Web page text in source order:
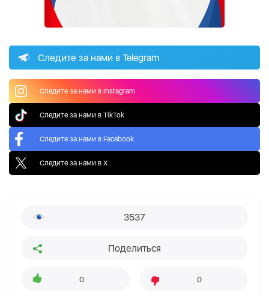
Следите за нами в Telegram
Следите за нами в Instagram
Следите за нами в TikTok
Следите за нами в Facebook
Следите за нами в X
3537
Поделиться
0 0